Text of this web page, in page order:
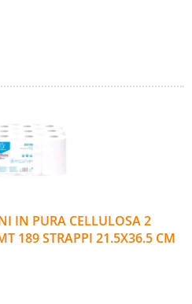
IN PURA CELLULOSA 2
189 STRAPPI 21.5X36.5 CM